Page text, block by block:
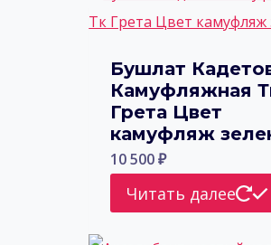
Бушлат
Камуфляжная
Грета Цвет
камуфляж
10 500₽
Читать далее